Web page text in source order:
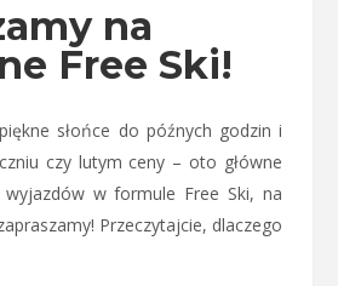
na
Free Ski!
słońce do późnych godzin i
czy lutym ceny – oto główne
wyjazdów w formule Free Ski, na
Przeczytajcie, dlaczego